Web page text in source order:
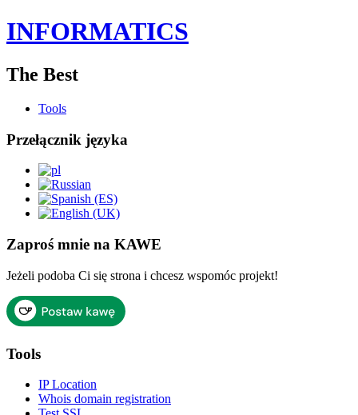
INFORMATICS
The Best
Tools
Przełącznik języka
Zaproś mnie na KAWE
Jeżeli podoba Ci się strona i chcesz wspomóc projekt!
Tools
IP Location
Whois domain registration